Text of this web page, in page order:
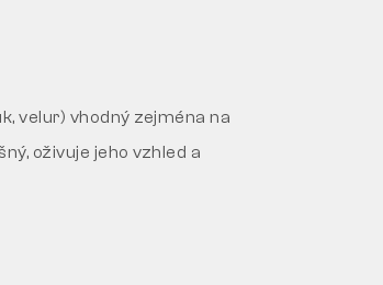
velur) vhodný zejména na
oživuje jeho vzhled a